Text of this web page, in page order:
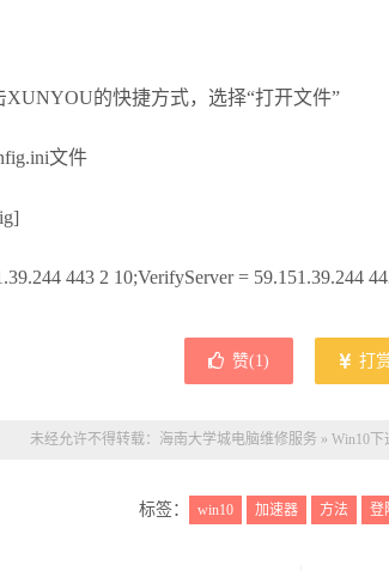
的快捷方式，选择“打开文件”
文件
443 2 10;VerifyServer = 59.151.39.244
赞(1) 打
未经允许不得转载： 海南大学城电脑维修服务 » Win10
标签： win10 加速器 方法 登